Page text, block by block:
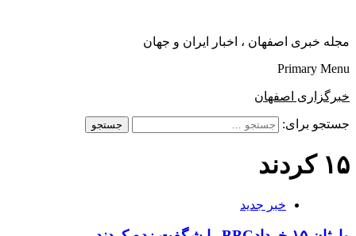
مجله خبری اصفهان ، اخبار ایران و جهان
Primary Menu
خبرگزاری اصفهان
جستجو برای:
۱۵ کردند
خبر جدید